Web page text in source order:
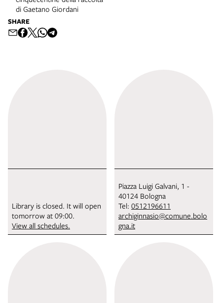
di Gaetano Giordani
SHARE
Library is closed. It will open
tomorrow at 09:00.
View all schedules.
Piazza Luigi Galvani, 1 -
40124 Bologna
Tel: 0512196611
archiginnasio@comune.bolo
gna.it